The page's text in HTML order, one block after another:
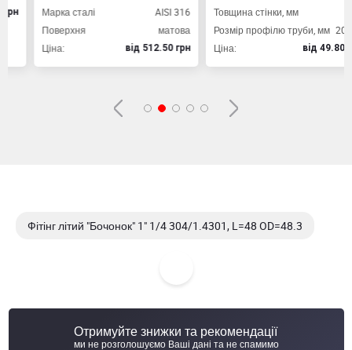
Марка сталі
AISI 316
Поверхня
матова
Ціна:
вiд 512.50 грн
Товщина стінки, мм
Розмір профілю труби, мм 20х20
Ціна:
вiд 49.80 грн
Фітінг літий "Бочонок" 1" 1/4 304/1.4301, L=48 OD=48.3
Фітінг літий "Бочонок" 1" 1/2 1/02, 304/1.4301, L=48
Отримуйте знижки та рекомендації
ми не розголошуємо Ваші дані та не спамимо